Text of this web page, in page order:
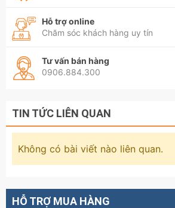
Hỗ trợ online
Chăm sóc khách hàng uy tín
Tư vấn bán hàng
0906.884.300
TIN TỨC LIÊN QUAN
Không có bài viết nào liên quan.
HỖ TRỢ MUA HÀNG